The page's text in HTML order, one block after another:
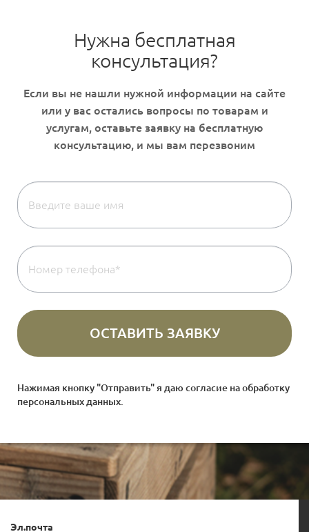
Нужна бесплатная
консультация?
Нажимая кнопку "Отправить" я даю согласие наобработку
персональных данных
Эл.почта